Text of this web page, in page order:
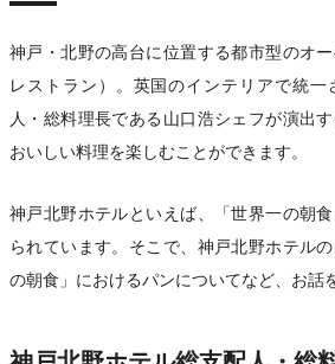
神戸・北野の高台に位置する都市型のオ
レストラン）。英国のインテリアで統
人・総料理長である山口浩シェフが演出
おいしい料理を楽しむことができます。
神戸北野ホテルといえば、「世界一の朝
られています。そこで、神戸北野ホテル
の朝食」におけるパンについてなど、お話